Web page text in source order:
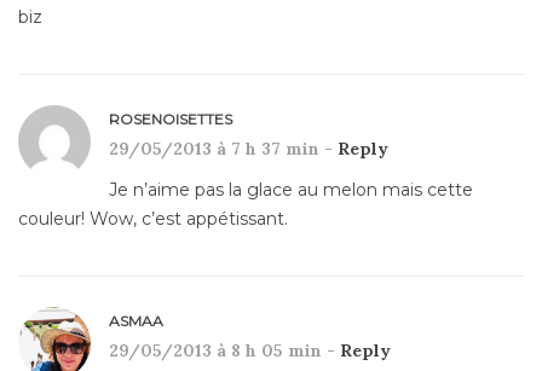
biz
ROSENOISETTES
29/05/2013 à 7 h 37 min - Reply
Je n’aime pas la glace au melon mais cette
couleur! Wow, c’est appétissant.
ASMAA
29/05/2013 à 8 h 05 min - Reply